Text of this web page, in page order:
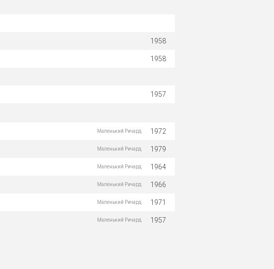
1958
1958
1957
Маленький Ричард 1972
Маленький Ричард 1979
Маленький Ричард 1964
Маленький Ричард 1966
Маленький Ричард 1971
Маленький Ричард 1957